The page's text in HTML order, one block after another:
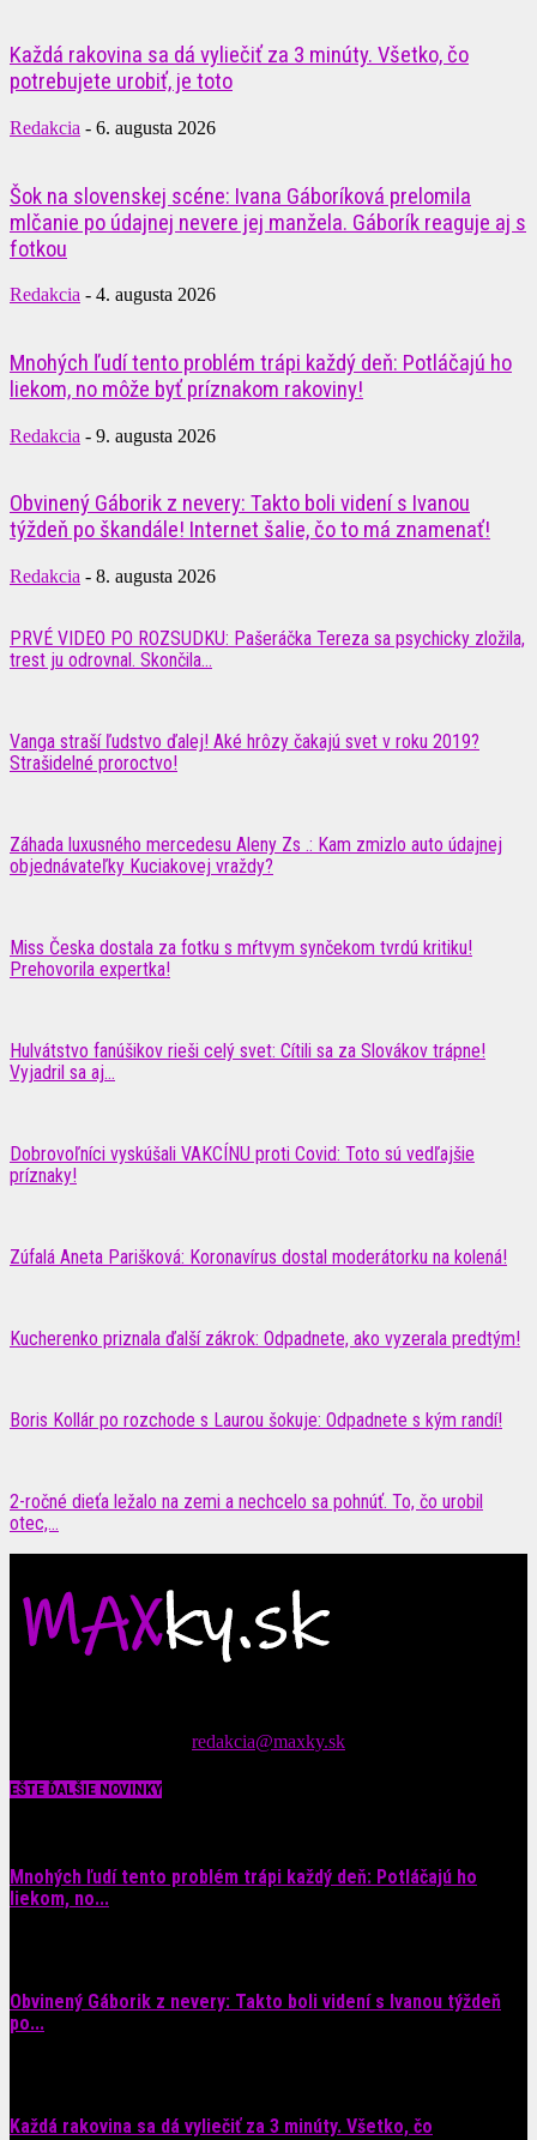
Každá rakovina sa dá vyliečiť za 3 minúty. Všetko, čo
potrebujete urobiť, je toto
Redakcia - 6. augusta 2026
Šok na slovenskej scéne: Ivana Gáboríková prelomila
mlčanie po údajnej nevere jej manžela. Gáborík reaguje aj s
fotkou
Redakcia - 4. augusta 2026
Mnohých ľudí tento problém trápi každý deň: Potláčajú ho
liekom, no môže byť príznakom rakoviny!
Redakcia - 9. augusta 2026
Obvinený Gáborik z nevery: Takto boli videní s Ivanou
týždeň po škandále! Internet šalie, čo to má znamenať!
Redakcia - 8. augusta 2026
PRVÉ VIDEO PO ROZSUDKU: Pašeráčka Tereza sa psychicky zložila,
trest ju odrovnal. Skončila...
Vanga straší ľudstvo ďalej! Aké hrôzy čakajú svet v roku 2019?
Strašidelné proroctvo!
Záhada luxusného mercedesu Aleny Zs .: Kam zmizlo auto údajnej
objednávateľky Kuciakovej vraždy?
Miss Česka dostala za fotku s mŕtvym synčekom tvrdú kritiku!
Prehovorila expertka!
Hulvátstvo fanúšikov rieši celý svet: Cítili sa za Slovákov trápne!
Vyjadril sa aj...
Dobrovoľníci vyskúšali VAKCÍNU proti Covid: Toto sú vedľajšie
príznaky!
Zúfalá Aneta Parišková: Koronavírus dostal moderátorku na kolená!
Kucherenko priznala ďalší zákrok: Odpadnete, ako vyzerala predtým!
Boris Kollár po rozchode s Laurou šokuje: Odpadnete s kým randí!
2-ročné dieťa ležalo na zemi a nechcelo sa pohnúť. To, čo urobil
otec,...
redakcia@maxky.sk
EŠTE ĎALŠIE NOVINKY
Mnohých ľudí tento problém trápi každý deň: Potláčajú ho
liekom, no...
Obvinený Gáborik z nevery: Takto boli videní s Ivanou týždeň
po...
Každá rakovina sa dá vyliečiť za 3 minúty. Všetko, čo